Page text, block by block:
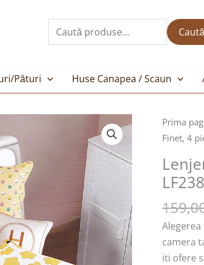
după:
Caută
Pături Huse Canapea / Scaun
Prima
Finet, 4
camera
iti ofere
Cantitate
Lenjerie
pat
1
persoana
Finet,
4